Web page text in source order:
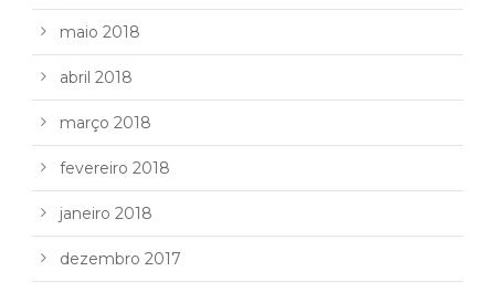
maio 2018
abril 2018
março 2018
fevereiro 2018
janeiro 2018
dezembro 2017